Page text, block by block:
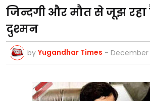
जिन्दगी और मौत से जूझ रहा
दुश्मन
by Yugandhar Times - December